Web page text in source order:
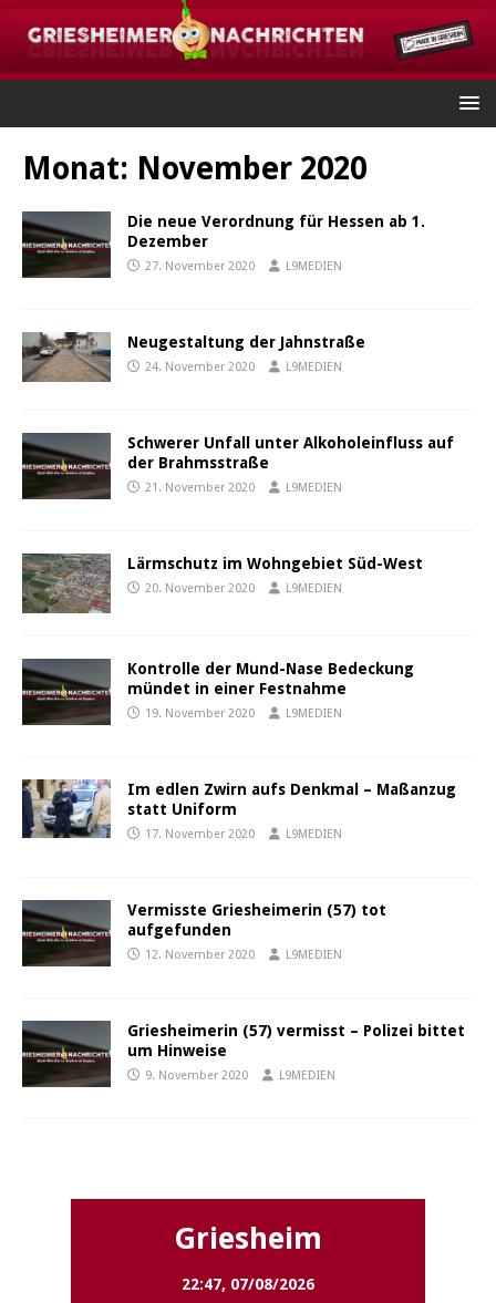
Monat: November 2020
Die neue Verordnung für Hessen ab 1.
Dezember
27. November 2020 L9MEDIEN
Neugestaltung der Jahnstraße
24. November 2020 L9MEDIEN
Schwerer Unfall unter Alkoholeinfluss auf
der Brahmsstraße
21. November 2020 L9MEDIEN
Lärmschutz im Wohngebiet Süd-West
20. November 2020 L9MEDIEN
Kontrolle der Mund-Nase Bedeckung
mündet in einer Festnahme
19. November 2020 L9MEDIEN
Im edlen Zwirn aufs Denkmal – Maßanzug
statt Uniform
17. November 2020 L9MEDIEN
Vermisste Griesheimerin (57) tot
aufgefunden
12. November 2020 L9MEDIEN
Griesheimerin (57) vermisst – Polizei bittet
um Hinweise
9. November 2020 L9MEDIEN
Griesheim
22:47, 07/08/2026